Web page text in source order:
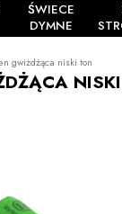
ŚWIECE
DYMNE
gwiżdżąca niski ton